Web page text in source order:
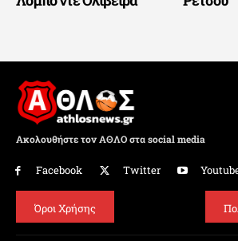
Ακολουθήστε τον ΑΘΛΟ στα social media
Facebook Twitter
Όροι Χρήσης